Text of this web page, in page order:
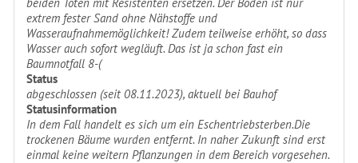
extrem fester Sand ohne Nähstoffe und
Wasseraufnahmemöglichkeit! Zudem teilweise erhöht, so dass
Wasser auch sofort wegläuft. Das ist ja schon fast ein
Baumnotfall 8-(
Status
abgeschlossen (seit 08.11.2023), aktuell bei Bauhof
Statusinformation
In dem Fall handelt es sich um ein Eschentriebsterben.Die
trockenen Bäume wurden entfernt. In naher Zukunft sind erst
einmal keine weitern Pflanzungen in dem Bereich vorgesehen.